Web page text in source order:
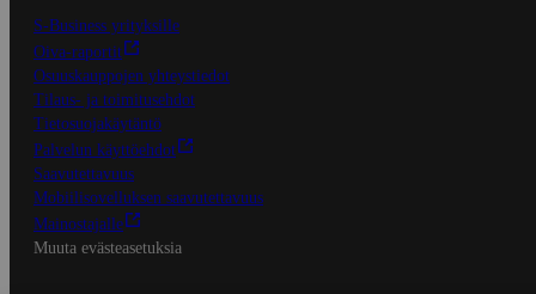
S-Business yrityksille
Oiva-raportit
Osuuskauppojen yhteystiedot
Tilaus- ja toimitusehdot
Tietosuojakäytäntö
Palvelun käyttöehdot
Saavutettavuus
Mobiilisovelluksen saavutettavuus
Mainostajalle
Muuta evästeasetuksia